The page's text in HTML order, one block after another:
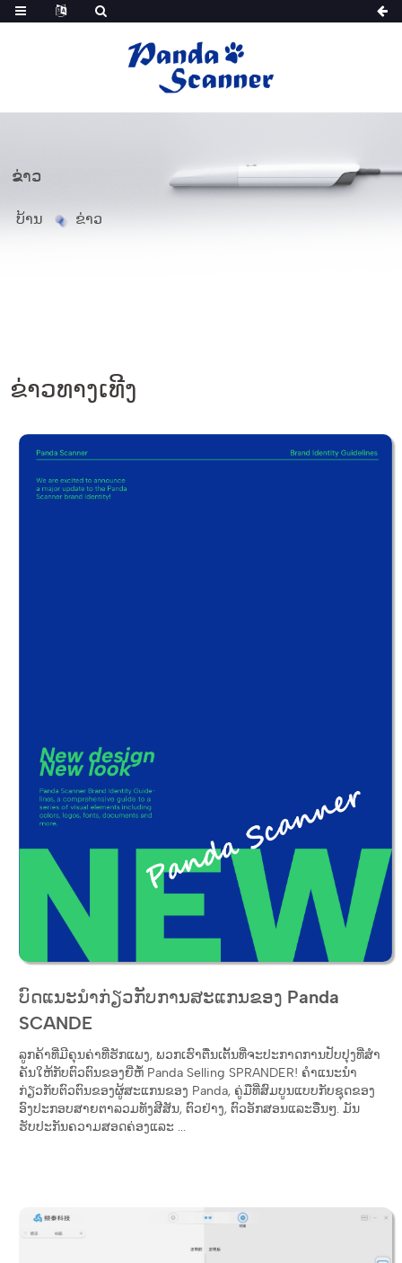
ຂ່າວ
ບ້ານ ຂ່າວ
ຂ່າວທາງເທີງ
ບົດແນະນໍາກ່ຽວກັບການສະແກນຂອງ Panda
SCANDE
ລູກຄ້າທີ່ມີຄຸນຄ່າທີ່ຮັກແພງ, ພວກເຮົາຕື່ນເຕັ້ນທີ່ຈະປະກາດການປັບປຸງທີ່ສໍາ
ຄັນໃຫ້ກັບຕົວຕົນຂອງຍີ່ຫໍ້ Panda Selling SPRANDER! ຄໍາແນະນໍາ
ກ່ຽວກັບຕົວຕົນຂອງຜູ້ສະແກນຂອງ Panda, ຄູ່ມືທີ່ສົມບູນແບບກັບຊຸດຂອງ
ອົງປະກອບສາຍຕາລວມທັງສີສັນ, ຕົວຢ່າງ, ຕົວອັກສອນແລະອື່ນໆ. ມັນ
ຮັບປະກັນຄວາມສອດຄ່ອງແລະ ...